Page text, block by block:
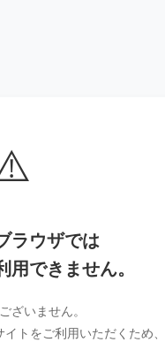
ラウザでは
できません。
ざいません。
トをご利用いただくため、